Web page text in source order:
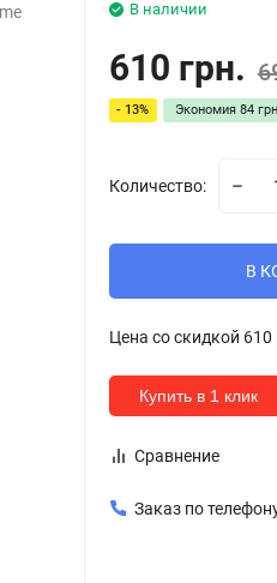
В наличии
610 грн.
- 13% Экономия 84
Количество:
В
Цена со скидкой 610
Купить в 1 клик
Сравнение
Заказ по